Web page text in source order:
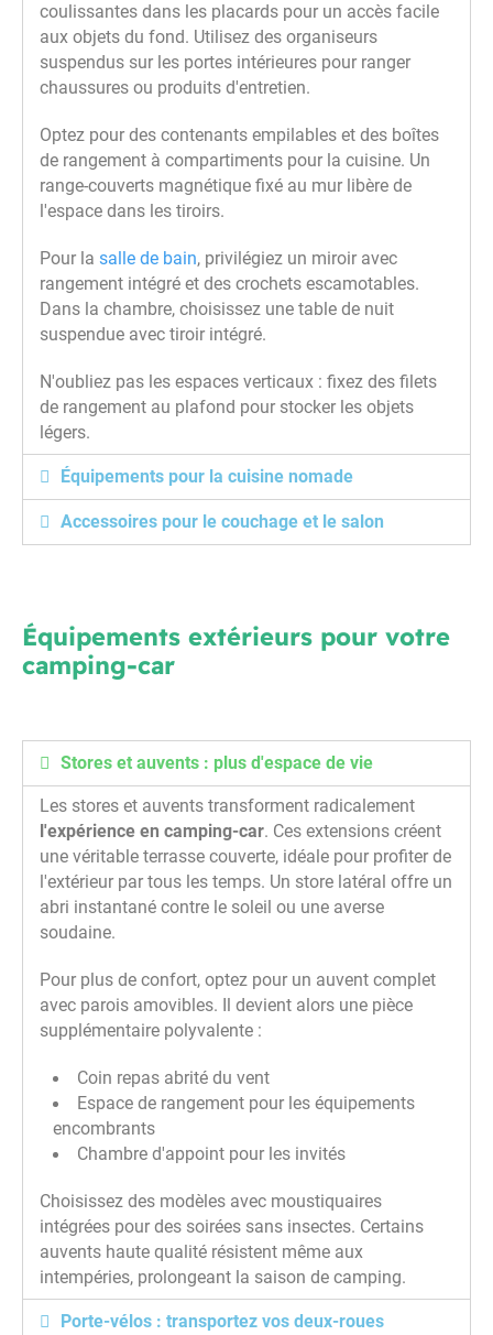
coulissantes dans les placards pour un accès facile
aux objets du fond. Utilisez des organiseurs
suspendus sur les portes intérieures pour ranger
chaussures ou produits d'entretien.
Optez pour des contenants empilables et des boîtes
de rangement à compartiments pour la cuisine. Un
range-couverts magnétique fixé au mur libère de
l'espace dans les tiroirs.
Pour la salle de bain, privilégiez un miroir avec
rangement intégré et des crochets escamotables.
Dans la chambre, choisissez une table de nuit
suspendue avec tiroir intégré.
N'oubliez pas les espaces verticaux : fixez des filets
de rangement au plafond pour stocker les objets
légers.
Équipements pour la cuisine nomade
Accessoires pour le couchage et le salon
Équipements extérieurs pour votre
camping-car
Stores et auvents : plus d'espace de vie
Les stores et auvents transforment radicalement
l'expérience en camping-car. Ces extensions créent
une véritable terrasse couverte, idéale pour profiter de
l'extérieur par tous les temps. Un store latéral offre un
abri instantané contre le soleil ou une averse
soudaine.
Pour plus de confort, optez pour un auvent complet
avec parois amovibles. Il devient alors une pièce
supplémentaire polyvalente :
Coin repas abrité du vent
Espace de rangement pour les équipements
encombrants
Chambre d'appoint pour les invités
Choisissez des modèles avec moustiquaires
intégrées pour des soirées sans insectes. Certains
auvents haute qualité résistent même aux
intempéries, prolongeant la saison de camping.
Porte-vélos : transportez vos deux-roues